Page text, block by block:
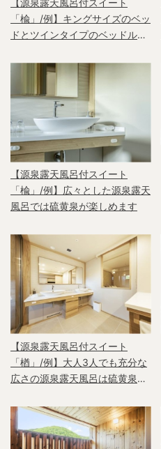
「楡」/例】キングサイズのベッ
ドとツインタイプのベッドルー
【源泉露天風呂付スイート
「楡」/例】広々とした源泉露天
風呂では硫黄泉が楽しめます
【源泉露天風呂付スイート
「楢」/例】大人3人でも充分な
広さの源泉露天風呂は硫黄泉が